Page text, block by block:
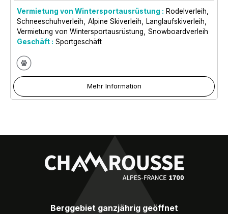
Vermietung von Wintersportausrüstung : Rodelverleih
Schneeschuhverleih
Alpine Skiverleih
Langlaufskiverleih
Vermietung von Wintersportausrüstung
Snowboardverleih
Geschäft : Sportgeschäft
Mehr Information
Berggebiet ganzjährig geöffnet